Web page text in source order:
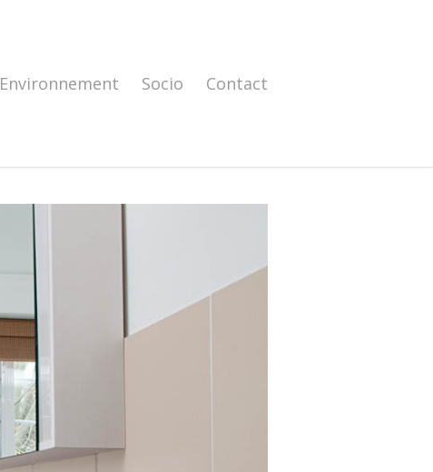
Environnement Socio Contact